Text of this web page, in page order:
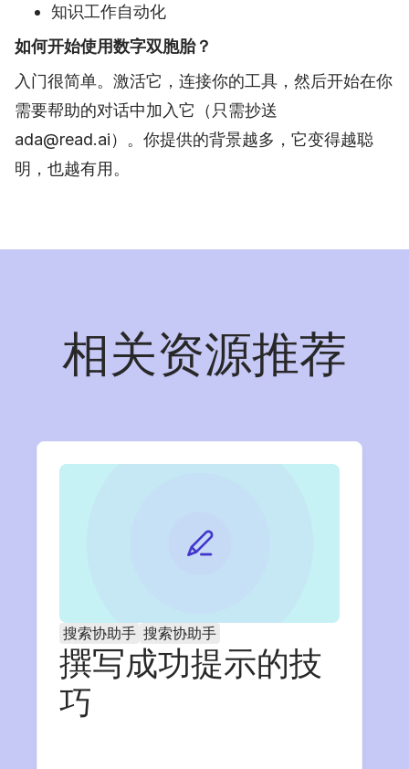
知识工作自动化
如何开始使用数字双胞胎？
入门很简单。激活它，连接你的工具，然后开始在你
需要帮助的对话中加入它（只需抄送
ada@read.ai）。你提供的背景越多，它变得越聪
明，也越有用。
相关资源推荐
搜索协助手 搜索协助手
撰写成功提示的技
巧